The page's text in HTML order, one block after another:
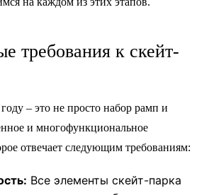
требования к скейт-
– это не просто набор рамп и
и многофункциональное
отвечает следующим требованиям:
Все элементы скейт-парка